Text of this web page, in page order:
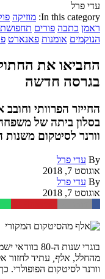
עדי פרל
In this category: מוזיקה
ראמן כתבה פורים תחפושת
הנוקמים אומנות פאנארט
החביאו את
בגרסה חדשה
החייזר הפרוותי
בסלון ביתה של
וורנר לסיטקום משנות ה-
By עדי פרל
אוגוסט 7, 2018
By עדי פרל
אוגוסט 7, 2018
בוגרי שנות ה-
מהחלל, אלף, עתיד לחזור
וורנר לסיטקום